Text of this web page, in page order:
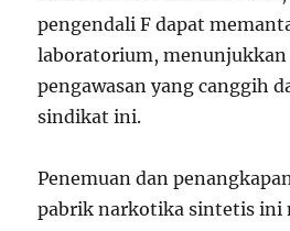
pengendali F dapat
laboratorium,
pengawasan yang canggih
sindikat ini.
Penemuan dan
pabrik narkotika sintetis ini